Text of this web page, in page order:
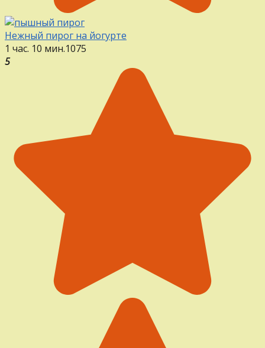
Нежный пирог на йогурте
1 час. 10 мин.1075
5